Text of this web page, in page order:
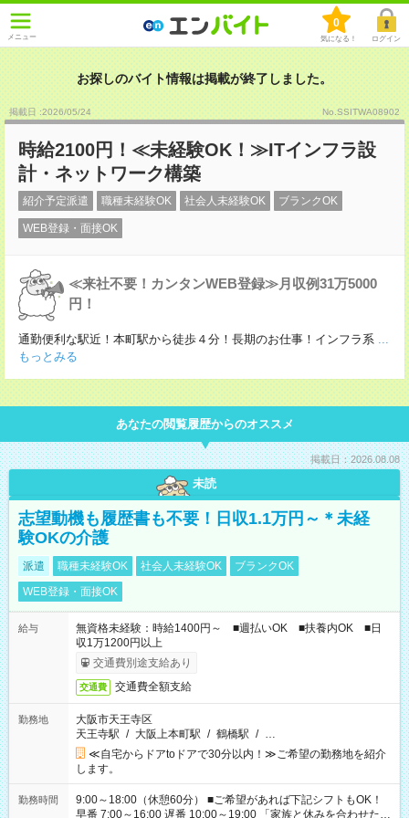
メニュー
0
気になる！ ログイン
お探しのバイト情報は掲載が終了しました。
掲載日 :2026/05/24 No.SSITWA08902
時給2100円！≪未経験OK！≫ITインフラ設
計・ネットワーク構築
紹介予定派遣 職種未経験OK 社会人未経験OK ブランクOK
WEB登録・面接OK
≪来社不要！カンタンWEB登録≫月収例31万5000
円！
通勤便利な駅近！本町駅から徒歩４分！長期のお仕事！インフラ系 ...
もっとみる
あなたの閲覧履歴からのオススメ
掲載日：2026.08.08
未読
志望動機も履歴書も不要！日収1.1万円～＊未経
験OKの介護
派遣 職種未経験OK 社会人未経験OK
ブランクOK
WEB登録・面接OK
給与
無資格未経験：時給1400円～ ■週払いOK ■扶養内OK ■日
収1万1200円以上
交通費別途支給あり
交通費 交通費全額支給
勤務地
大阪市天王寺区
天王寺駅 / 大阪上本町駅 / 鶴橋駅 / …
≪自宅からドアtoドアで30分以内！≫ご希望の勤務地を紹介
します。
勤務時間
9:00～18:00（休憩60分） ■ご希望があれば下記シフトもOK！
早番 7:00～16:00 遅番 10:00～19:00 「家族と休みを合わせた